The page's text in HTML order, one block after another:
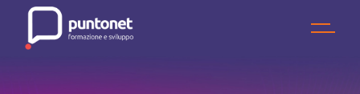
content